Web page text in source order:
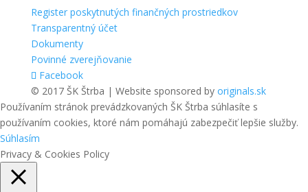
Register poskytnutých finančných prostriedkov
Transparentný účet
Dokumenty
Povinné zverejňovanie
Facebook
© 2017 ŠK Štrba | Website sponsored by originals.sk
Používaním stránok prevádzkovaných ŠK Štrba súhlasíte s
používaním cookies, ktoré nám pomáhajú zabezpečiť lepšie služby.
Súhlasím
Privacy & Cookies Policy